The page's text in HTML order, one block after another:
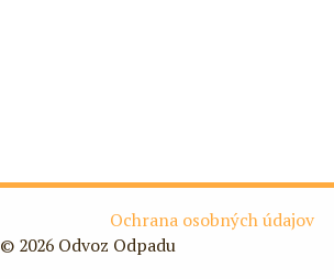
Ochrana osobných údajov
© 2026 Odvoz Odpadu